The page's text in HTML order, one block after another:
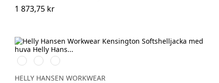
1 873,75 kr
990
BLACK
590
NAVY
970
DARK
GREY
HELLY HANSEN WORKWEAR